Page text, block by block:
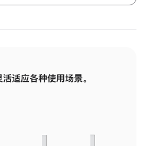
活适应各种使用场景。